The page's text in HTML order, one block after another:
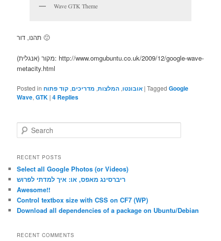
Wave GTK Theme
תהנו, דור 🙂
מקור (אנגלית): http://www.omgubuntu.co.uk/2009/12/google-wave-
metacity.html
Posted in אובונטו, המלצות, מדריכים, קוד פתוח |Tagged Google
Wave,GTK |4 Replies
e
r
h
RECENT POSTS
Select all Google Photos (or Videos)
ריברסינג מאפס, או: איך למדתי לפרוש
Awesome!!
Control textbox size with CSS on CF7 (WP)
Download all dependencies of a package on Ubuntu/Debian
RECENT COMMENTS